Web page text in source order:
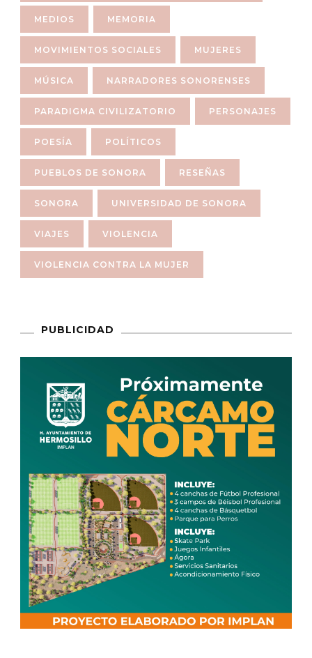
MEDIOS MEMORIA
MOVIMIENTOS SOCIALES MUJERES
MÚSICA NARRADORES SONORENSES
PARADIGMA CIVILIZATORIO PERSONAJES
POESÍA POLÍTICOS
PUEBLOS DE SONORA RESEÑAS
SONORA UNIVERSIDAD DE SONORA
VIAJES VIOLENCIA
VIOLENCIA CONTRA LA MUJER
PUBLICIDAD